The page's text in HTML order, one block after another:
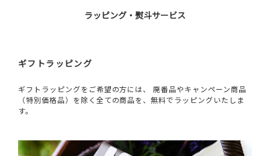
ラッピング・熨斗サービス
ギフトラッピング
ギフトラッピングをご希望の方には、 廃番品やキャンペーン商品
（特別価格品）を除く全ての商品を、無料でラッピングいたしま
す。